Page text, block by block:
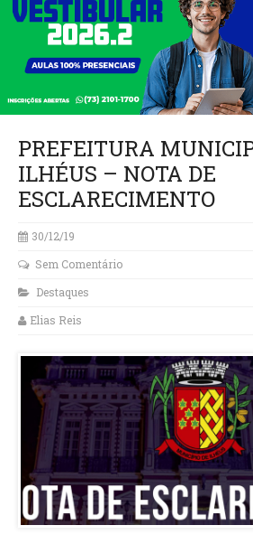
PREFEITURA
ILHÉUS – NOTA DE
ESCLARECIMENTO
30/12/19
Sem Comentário
Destaques
Elias Reis